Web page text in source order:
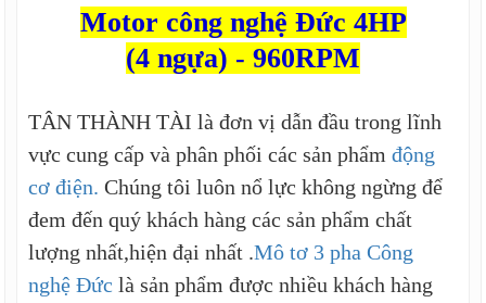
Motor công nghệ Đức 4HP
(4 ngựa) - 960RPM
TÂN THÀNH TÀI là đơn vị dẫn đầu trong lĩnh
vực cung cấp và phân phối các sản phẩmđộng
cơ điện. Chúng tôi luôn nổ lực không ngừng để
đem đến quý khách hàng các sản phẩm chất
lượng nhất,hiện đại nhất .Mô tơ 3 pha Công
nghệ Đức là sản phẩm được nhiều khách hàng